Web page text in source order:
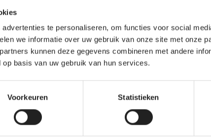
te personaliseren, om functies voor social
we informatie over uw gebruik van onze site met onze
kunnen deze gegevens combineren met andere
basis van uw gebruik van hun services.
Voorkeuren Statistieken
oplossingen op de
budget, kwaliteit en veiligheid.
installaties, laag- en
de productieomgeving.
en
jou?